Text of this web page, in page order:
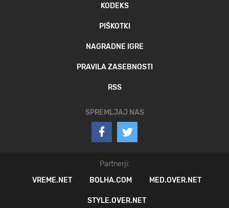
KODEKS
PIŠKOTKI
NAGRADNE IGRE
PRAVILA ZASEBNOSTI
RSS
SPREMLJAJ NAS
Partnerji:
VREME.NET
BOLHA.COM MED.OVER.NET
STYLE.OVER.NET